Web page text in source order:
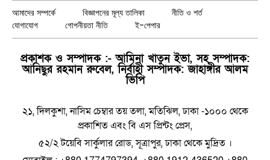
আমাদের সম্পর্কে বিজ্ঞাপনের মূল্য তালিকা
নীতি ও শর্ত
যোগাযোগ
গোপনীয়তা নীতি ই-পেপার
প্রকাশক ও সম্পাদক :- আমিনা খাতুন ইভা, সহ সম্পাদক:
আনিছুর রহমান রুবেল, নির্বাহী সম্পাদক: জাহাঙ্গীর আলম
ভিপি
২১, দিলকুশা, নাসিম চেম্বার তয় তলা, মতিঝিল, ঢাকা -১০০০ থেকে
প্রকাশিত এবং বি এস প্রিন্টং প্রেস,
৫২/২ টয়েবি সার্কুলার রোড, সূত্রাপুর, ঢাকা থেকে মুদ্রিত ।